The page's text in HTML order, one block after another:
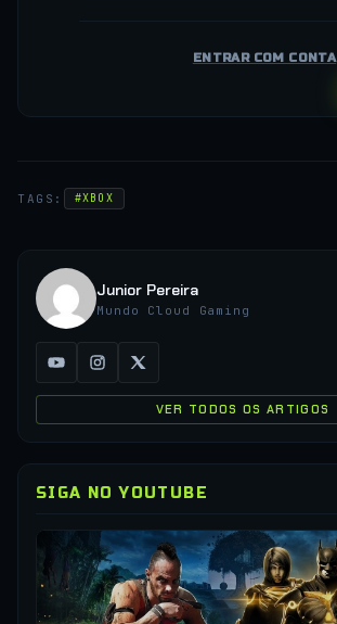
ENTRAR COM CONTA
TAGS: #XBOX
Junior Pereira
Mundo Cloud Gaming
VER TODOS OS ARTIGOS
SIGA NO YOUTUBE